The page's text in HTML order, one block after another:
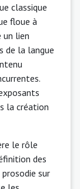
classique
floue à
un lien
de la langue
la création
le rôle
des
sur